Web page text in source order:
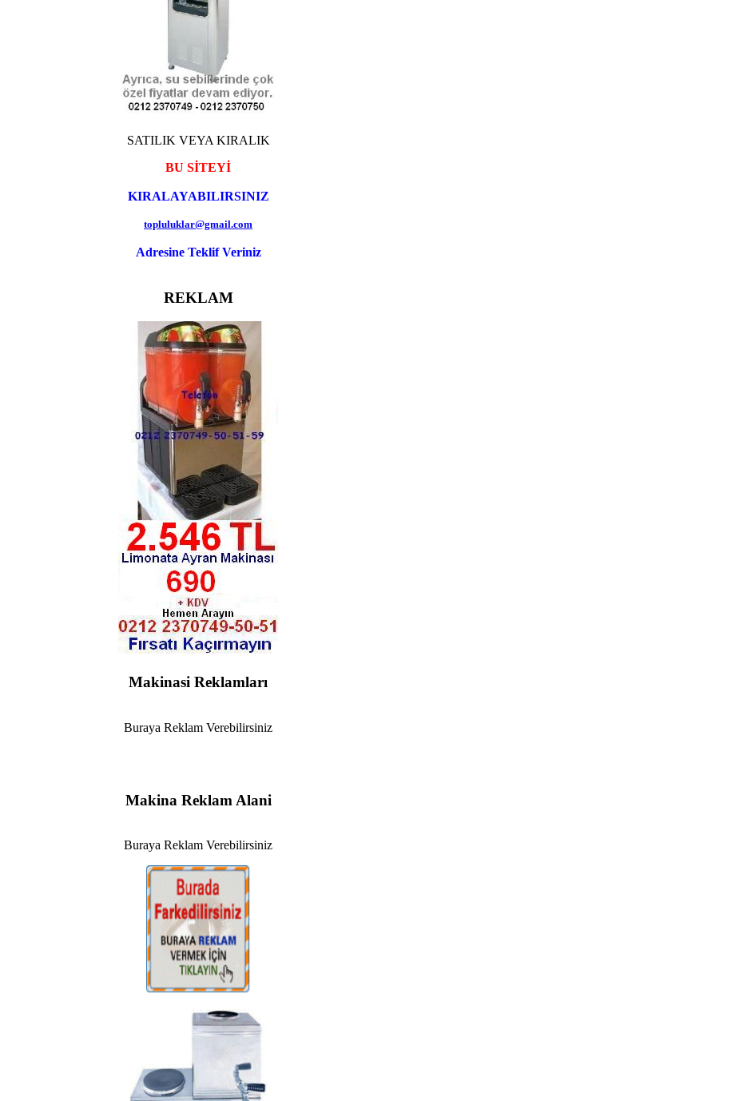
SATILIK VEYA KIRALIK
BU SİTEYİ
KIRALAYABILIRSINIZ
topluluklar@gmail.com
Adresine Teklif Veriniz
REKLAM
Makinasi Reklamları
Buraya Reklam Verebilirsiniz
Makina Reklam Alani
Buraya Reklam Verebilirsiniz